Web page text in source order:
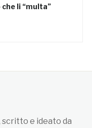
li “multa”
e ideato da